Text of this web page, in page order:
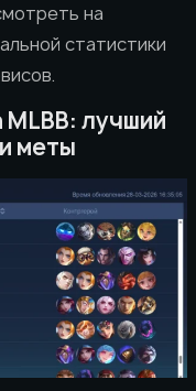
на
статистики
лучший
меты